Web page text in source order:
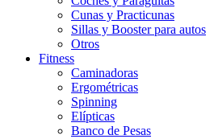
Cunas y Practicunas
Sillas y Booster para autos
Otros
Fitness
Caminadoras
Ergométricas
Spinning
Elípticas
Banco de Pesas